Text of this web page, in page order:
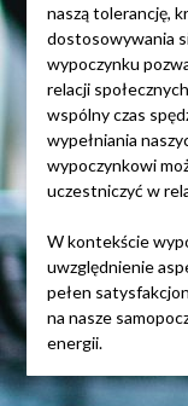
naszą tolerancję,
dostosowywania
wypoczynku
relacji
wspólny czas
wypełniania
wypoczynkowi
uczestniczyć w
W kontekście
uwzględnienie
pełen
na nasze
energii.